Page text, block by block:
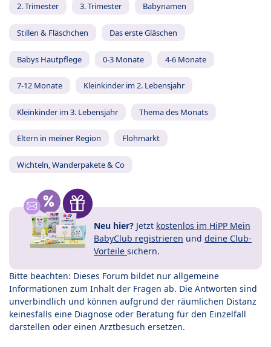
2. Trimester 3. Trimester Babynamen
Stillen & Fläschchen Das erste Gläschen
Babys Hautpflege 0-3 Monate 4-6 Monate
7-12 Monate Kleinkinder im 2. Lebensjahr
Kleinkinder im 3. Lebensjahr Thema des Monats
Eltern in meiner Region Flohmarkt
Wichteln, Wanderpakete & Co
Neu hier? Jetzt kostenlos im HiPP Mein
BabyClub registrieren und deine Club-
Vorteile sichern.
Bitte beachten: Dieses Forum bildet nur allgemeine
Informationen zum Inhalt der Fragen ab. Die Antworten sind
unverbindlich und können aufgrund der räumlichen Distanz
keinesfalls eine Diagnose oder Beratung für den Einzelfall
darstellen oder einen Arztbesuch ersetzen.